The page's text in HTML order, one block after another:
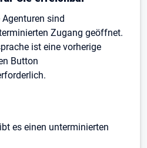
Agenturen sind
Zugang geöffnet.
ist eine vorherige
Button
es einen unterminierten